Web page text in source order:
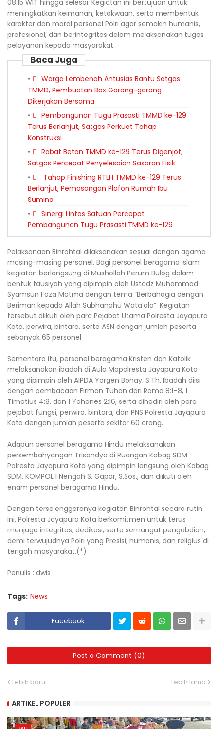
08.15 WIT hingga selesai. Kegiatan ini bertujuan untuk
meningkatkan keimanan, ketakwaan, serta membentuk
karakter dan moral personel Polri agar semakin humanis,
profesional, dan berintegritas dalam melaksanakan tugas
pelayanan kepada masyarakat.
Baca Juga
Warga Lembenah Antusias Bantu Satgas
TMMD, Pembuatan Box Gorong-gorong
Dikerjakan Bersama
Pembangunan Tugu Prasasti TMMD ke-129
Terus Berlanjut, Satgas Perkuat Tahap
Konstruksi
Rabat Beton TMMD ke-129 Terus Digenjot,
Satgas Percepat Penyelesaian Sasaran Fisik
Tahap Finishing RTLH TMMD ke-129 Terus
Berlanjut, Pemasangan Plafon Rumah Ibu
Sumina
Sinergi Lintas Satuan Percepat
Pembangunan Tugu Prasasti TMMD ke-129
Pelaksanaan Binrohtal dilaksanakan sesuai dengan agama
masing-masing personel. Bagi personel beragama Islam,
kegiatan berlangsung di Mushollah Perum Bulog dalam
bentuk tausiyah yang dipimpin oleh Ustadz Muhammad
Syamsun Faza Matma dengan tema “Berbahagia dengan
Beriman kepada Allah Subhanahu Wata’ala”. Kegiatan
tersebut diikuti oleh para Pejabat Utama Polresta Jayapura
Kota, perwira, bintara, serta ASN dengan jumlah peserta
sebanyak 65 personel.
Sementara itu, personel beragama Kristen dan Katolik
melaksanakan ibadah di Aula Mapolresta Jayapura Kota
yang dipimpin oleh AIPDA Yorgen Bonay, S.Th. Ibadah diisi
dengan pembacaan Firman Tuhan dari Roma 8:1–8, 1
Timotius 4:8, dan 1 Yohanes 2:16, serta dihadiri oleh para
pejabat fungsi, perwira, bintara, dan PNS Polresta Jayapura
Kota dengan jumlah peserta sekitar 60 orang.
Adapun personel beragama Hindu melaksanakan
persembahyangan Trisandya di Ruangan Kabag SDM
Polresta Jayapura Kota yang dipimpin langsung oleh Kabag
SDM, KOMPOL I Nengah S. Gapar, S.Sos., dan diikuti oleh
enam personel beragama Hindu.
Dengan terselenggaranya kegiatan Binrohtal secara rutin
ini, Polresta Jayapura Kota berkomitmen untuk terus
menjaga integritas, dedikasi, serta semangat pengabdian,
demi terwujudnya Polri yang Presisi, humanis, dan religius di
tengah masyarakat.(*)
Penulis : dwis
Tags: News
Facebook
Post a Comment (0)
Lebih baru Lebih lama
ARTIKEL POPULER